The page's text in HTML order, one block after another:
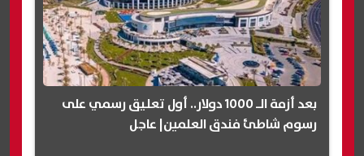
بعد أزمة الـ 1000 دولار.. أول تعليق رسمي على
رسوم شاطئ فندق العلمين| عاجل